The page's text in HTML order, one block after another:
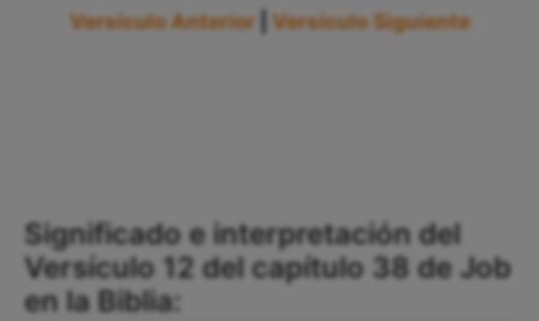
Versículo Anterior Versículo Siguiente
Significado e interpretación del
Versículo 12 del capítulo 38 de Job
en la Biblia: